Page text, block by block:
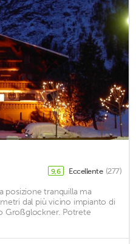
9,6 Eccellente (277)
posizione tranquilla ma
dal più vicino impianto di
Großglockner. Potrete